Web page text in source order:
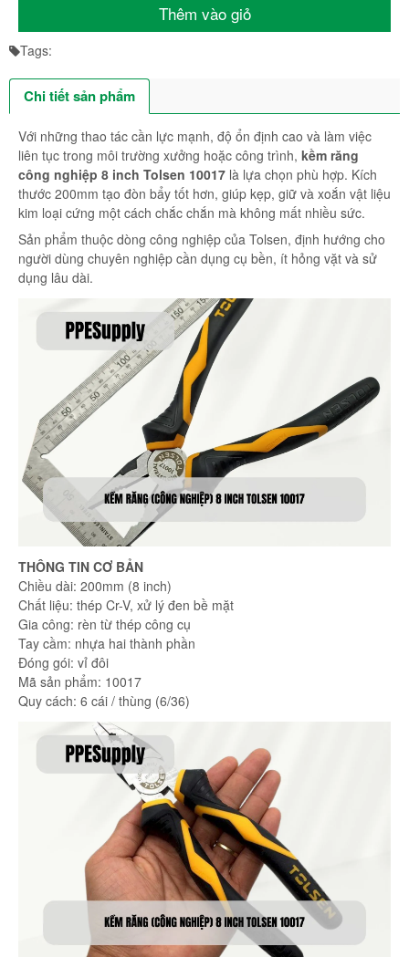
Thêm vào giỏ
Tags:
Chi tiết sản phẩm
Với những thao tác cần lực mạnh, độ ổn định cao và làm việc
liên tục trong môi trường xưởng hoặc công trình, kềm răng
công nghiệp 8 inch Tolsen 10017 là lựa chọn phù hợp. Kích
thước 200mm tạo đòn bẩy tốt hơn, giúp kẹp, giữ và xoắn vật liệu
kim loại cứng một cách chắc chắn mà không mất nhiều sức.
Sản phẩm thuộc dòng công nghiệp của Tolsen, định hướng cho
người dùng chuyên nghiệp cần dụng cụ bền, ít hỏng vặt và sử
dụng lâu dài.
THÔNG TIN CƠ BẢN
Chiều dài: 200mm (8 inch)
Chất liệu: thép Cr-V, xử lý đen bề mặt
Gia công: rèn từ thép công cụ
Tay cầm: nhựa hai thành phần
Đóng gói: vỉ đôi
Mã sản phẩm: 10017
Quy cách: 6 cái / thùng (6/36)